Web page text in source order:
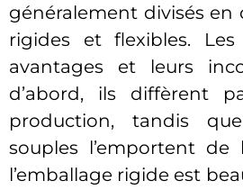
généralement divisés en
rigides et flexibles.
avantages et leurs
d’abord, ils diffèrent
production, tandis
souples l’emportent de
l’emballage rigide est